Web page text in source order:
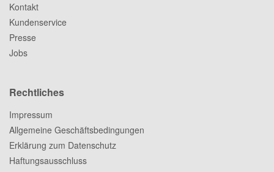
Kontakt
Kundenservice
Presse
Jobs
Rechtliches
Impressum
Allgemeine Geschäftsbedingungen
Erklärung zum Datenschutz
Haftungsausschluss